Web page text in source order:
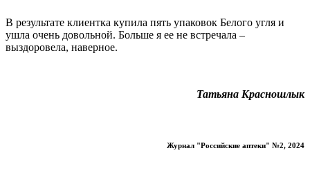
В результате клиентка купила пять упаковок Белого угля и
ушла очень довольной. Больше я ее не встречала –
выздоровела, наверное.
Татьяна Красношлык
Журнал "Российские аптеки" №2, 2024